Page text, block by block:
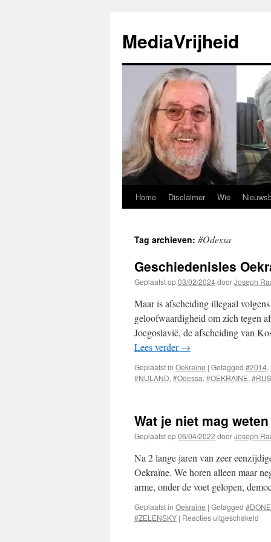
de
inhoud
MediaVrijheid
Home Disclaimer Wie
Tag archieven: #Odessa
Geschiedenisles
Geplaatst op03/02/2024doorJoseph
Maar is afscheiding illegaal
geloofwaardigheid om zich tegen
Joegoslavië, de afscheiding van
Lees verder→
Geplaatst in Oekraïne | Getagged #2014,
#NULAND, #Odessa, #OEKRAINE,
Wat je niet mag
Geplaatst op06/04/2022 doorJoseph
Na 2 lange jaren van zeer
Oekraïne. We horen alleen maar
arme, onder de voet gelopen,
Geplaatst in Oekraïne | Getagged
#ZELENSKY | Reacties uitgeschakeld